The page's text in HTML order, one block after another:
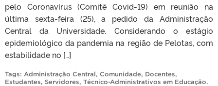
pelo Coronavírus (Comitê Covid-19) em reunião na
última sexta-feira (25), a pedido da Administração
Central da Universidade. Considerando o estágio
epidemiológico da pandemia na região de Pelotas, com
estabilidade no […]
Tags: Administração Central, Comunidade, Docentes,
Estudantes, Servidores, Técnico-Administrativos em Educação.